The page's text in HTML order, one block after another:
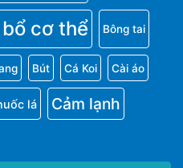
bổ cơ thể Bông tai
Bút Cá Koi Cài áo
lá Cảm lạnh